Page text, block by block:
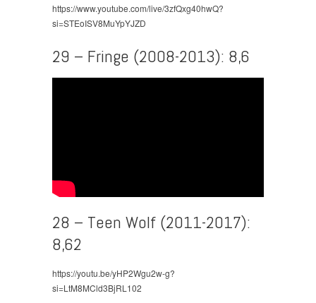
https://www.youtube.com/live/3zfQxg40hwQ?
si=STEoISV8MuYpYJZD
29 – Fringe (2008-2013): 8,6
28 – Teen Wolf (2011-2017):
8,62
https://youtu.be/yHP2Wgu2w-g?
si=LtM8MCld3BjRL102